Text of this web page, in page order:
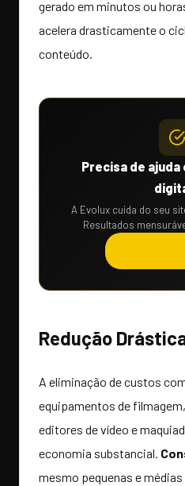
gerado em minutos ou
acelera drasticamente o
conteúdo.
Precisa de
A Evolux cuida do seu
Resultados
Redução
A eliminação de custos
equipamentos de
editores de vídeo e
economia substancial.
mesmo pequenas e